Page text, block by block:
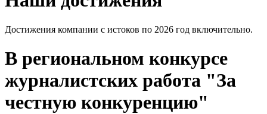
Достижения компании с истоков по 2026 год включительно.
В региональном конкурсе
журналистских работа "За
честную конкуренцию"